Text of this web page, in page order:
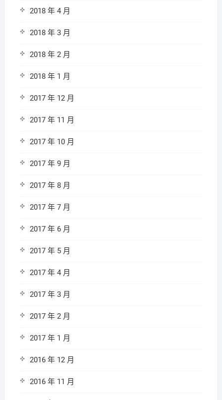
2018 年 4 月
2018 年 3 月
2018 年 2 月
2018 年 1 月
2017 年 12 月
2017 年 11 月
2017 年 10 月
2017 年 9 月
2017 年 8 月
2017 年 7 月
2017 年 6 月
2017 年 5 月
2017 年 4 月
2017 年 3 月
2017 年 2 月
2017 年 1 月
2016 年 12 月
2016 年 11 月